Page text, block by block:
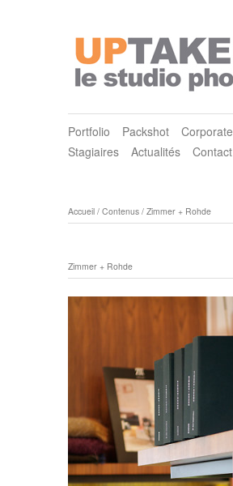
Portfolio Packshot
Corporate
Stagiaires
Actualités Contact
Accueil / Contenus / Zimmer + Rohde
Zimmer + Rohde